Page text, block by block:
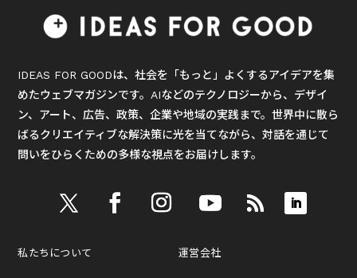
IDEAS FOR GOODは、社会を「もっと」よくするアイデアを集
めたウェブマガジンです。AIなどのテクノロジーから、デザイ
ン、アート、広告、政策、企業や地域の実践まで。世界中に散ら
ばるクリエイティブな解決策に光を当てながら、対話を通じて
問いをひらくための多様な視点をお届けします。
私たちについて 運営会社